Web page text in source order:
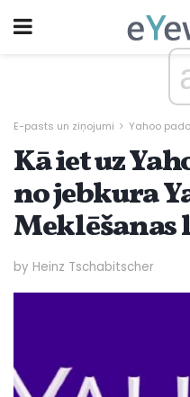
E-pasts un ziņojumi Yahoo
Kā iet uz
no jebkura
Meklēšanas
by Heinz Tschabitscher